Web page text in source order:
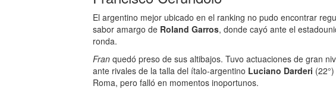
El argentino mejor ubicado en el ranking no pudo encontrar
sabor amargo de Roland Garros, donde cayó ante el
ronda.
Fran quedó preso de sus altibajos. Tuvo actuaciones de gran
ante rivales de la talla del ítalo-argentino Luciano Darderi
Roma, pero falló en momentos inoportunos.